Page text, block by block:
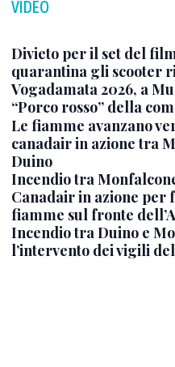
VIDEO
Divieto per il set del
quarantina gli scooter
Vogadamata 2026, a
“Porco rosso” della
Le fiamme avanzano
canadair in azione tra
Duino
Incendio tra
Canadair in azione per
fiamme sul fronte
Incendio tra Duino e
l’intervento dei vigili